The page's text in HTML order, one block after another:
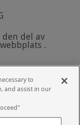
den del av
.
om denna
om policyn
du kontakta
to
and assist in our